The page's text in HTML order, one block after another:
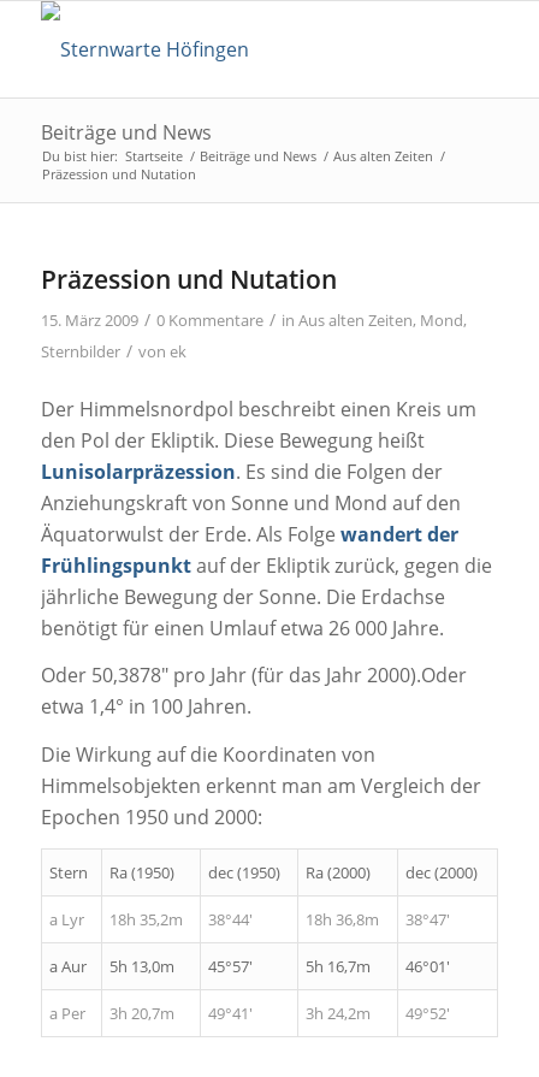
Beiträge und News
Du bist hier: Startseite / Beiträge und News / Aus alten Zeiten /
Präzession und Nutation
Präzession und Nutation
15. März 2009 / 0 Kommentare / in Aus alten Zeiten, Mond,
Sternbilder / von ek
Der Himmelsnordpol beschreibt einen Kreis um
den Pol der Ekliptik. Diese Bewegung heißt
Lunisolarpräzession. Es sind die Folgen der
Anziehungskraft von Sonne und Mond auf den
Äquatorwulst der Erde. Als Folge wandert der
Frühlingspunktauf der Ekliptik zurück, gegen die
jährliche Bewegung der Sonne. Die Erdachse
benötigt für einen Umlauf etwa 26 000 Jahre.
Oder 50,3878″ pro Jahr (für das Jahr 2000).Oder
etwa 1,4° in 100 Jahren.
Die Wirkung auf die Koordinaten von
Himmelsobjekten erkennt man am Vergleich der
Epochen 1950 und 2000:
Stern Ra (1950) dec (1950) Ra (2000) dec (2000)
a Lyr 18h 35,2m 38°44′ 18h 36,8m 38°47′
a Aur 5h 13,0m 45°57′ 5h 16,7m 46°01′
a Per 3h 20,7m 49°41′ 3h 24,2m 49°52′